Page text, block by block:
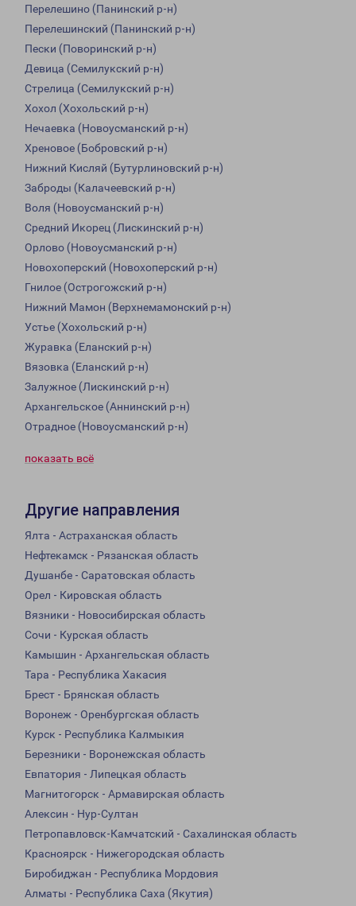
Перелешино (Панинский р-н)
Перелешинский (Панинский р-н)
Пески (Поворинский р-н)
Девица (Семилукский р-н)
Стрелица (Семилукский р-н)
Хохол (Хохольский р-н)
Нечаевка (Новоусманский р-н)
Хреновое (Бобровский р-н)
Нижний Кисляй (Бутурлиновский р-н)
Заброды (Калачеевский р-н)
Воля (Новоусманский р-н)
Средний Икорец (Лискинский р-н)
Орлово (Новоусманский р-н)
Новохоперский (Новохоперский р-н)
Гнилое (Острогожский р-н)
Нижний Мамон (Верхнемамонский р-н)
Устье (Хохольский р-н)
Журавка (Еланский р-н)
Вязовка (Еланский р-н)
Залужное (Лискинский р-н)
Архангельское (Аннинский р-н)
Отрадное (Новоусманский р-н)
показать всё
Другие направления
Ялта - Астраханская область
Нефтекамск - Рязанская область
Душанбе - Саратовская область
Орел - Кировская область
Вязники - Новосибирская область
Сочи - Курская область
Камышин - Архангельская область
Тара - Республика Хакасия
Брест - Брянская область
Воронеж - Оренбургская область
Курск - Республика Калмыкия
Березники - Воронежская область
Евпатория - Липецкая область
Магнитогорск - Армавирская область
Алексин - Нур-Султан
Петропавловск-Камчатский - Сахалинская область
Красноярск - Нижегородская область
Биробиджан - Республика Мордовия
Алматы - Республика Саха (Якутия)